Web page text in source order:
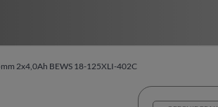
2x4,0Ah BEWS 18-125XLI-402C